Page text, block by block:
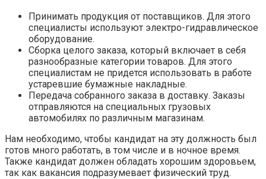
Принимать продукция от поставщиков. Для этого
специалисты используют электро-гидравлическое
оборудование.
Сборка целого заказа, который включает в себя
разнообразные категории товаров. Для этого
специалистам не придется использовать в работе
устаревшие бумажные накладные.
Передача собранного заказа в доставку. Заказы
отправляются на специальных грузовых
автомобилях по различным магазинам.
Нам необходимо, чтобы кандидат на эту должность был
готов много работать, в том числе и в ночное время.
Также кандидат должен обладать хорошим здоровьем,
так как вакансия подразумевает физический труд.